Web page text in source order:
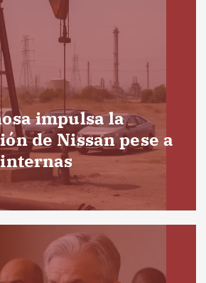
impulsa la
de Nissan pese a